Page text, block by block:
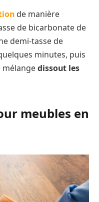
de manière
de bicarbonate de
demi-tasse de
minutes, puis
mélangedissout les
meubles en